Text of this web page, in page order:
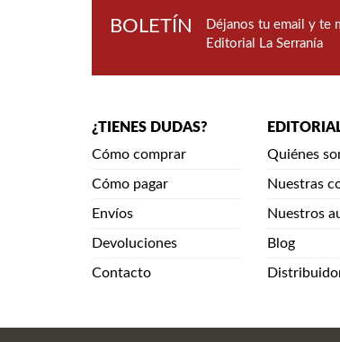
BOLETÍN
Déjanos tu email y te
Editorial La Serranía
¿TIENES DUDAS?
Cómo comprar
Cómo pagar
Envíos
Devoluciones
Contacto
Quiénes
Nuestras
Nuestros
Blog